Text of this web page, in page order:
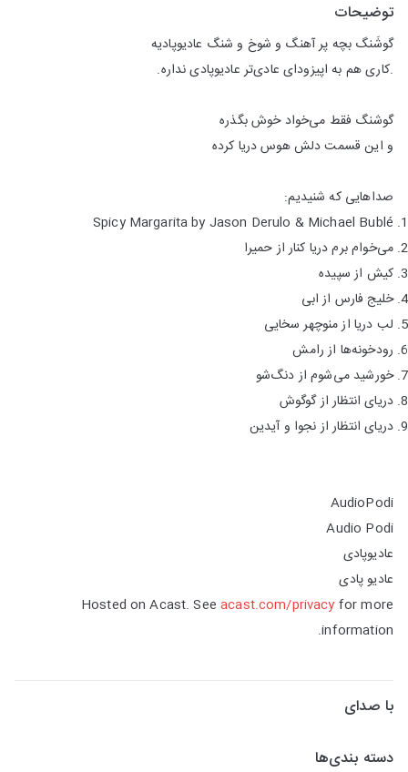
توضیحات
گوشَنگ بچه پر آهنگ و شوخ و شنگ عادیوپادیه
.کاری هم به اپیزودای عادی‌تر عادیوپادی نداره.
گوشنگ فقط می‌خواد خوش بگذره
و این قسمت دلش هوس دریا کرده
صداهایی که شنیدیم:
Spicy Margarita by Jason Derulo & Michael Bublé
می‌خوام برم دریا کنار از حمیرا
کیش از سپیده
خلیج فارس از ابی
لب دریا از منوچهر سخایی
رودخونه‌ها از رامش
خورشید می‌شوم از دنگ‌شو
دریای انتظار از گوگوش
دریای انتظار از نجوا و آیدین
AudioPodi
Audio Podi
عادیوپادی
عادیو پادی
Hosted on Acast. Seeacast.com/privacy for more
information.
با صدای
دسته بندی‌ها